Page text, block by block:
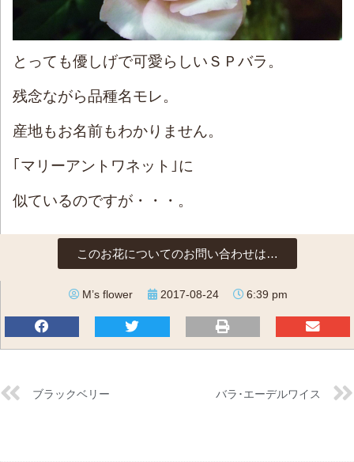
とっても優しげで可愛らしいＳＰバラ。
残念ながら品種名モレ。
産地もお名前もわかりません。
｢マリーアントワネット｣に
似ているのですが・・・。
このお花についてのお問い合わせは…
M’s flower 2017-08-24 6:39 pm
ブラックベリー バラ･エーデルワイス